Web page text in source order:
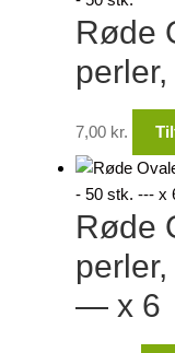
Røde
7,00 kr.
Røde
— x 6